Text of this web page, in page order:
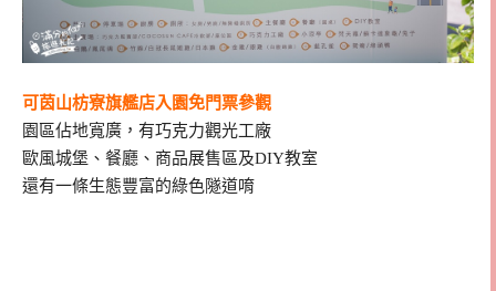
可茵山枋寮旗艦店入園免門票參觀
園區佔地寬廣，有巧克力觀光工廠
歐風城堡、餐廳、商品展售區及DIY教室
還有一條生態豐富的綠色隧道唷